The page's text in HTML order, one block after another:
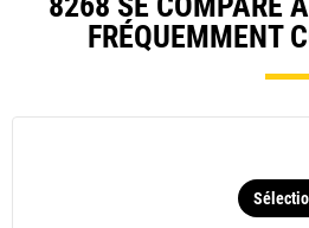
FRÉQUEMMENT